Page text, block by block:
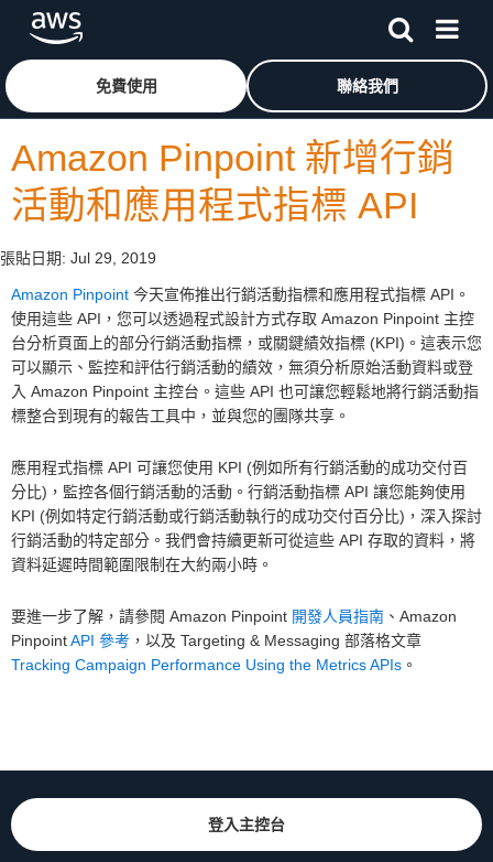
跳至主要內容按一下這裡可返回 Amazon Web Services 首頁
免費使用 聯絡我們
Amazon Pinpoint 新增行銷
活動和應用程式指標 API
張貼日期: Jul 29, 2019
Amazon Pinpoint 今天宣佈推出行銷活動指標和應用程式指標 API。
使用這些 API，您可以透過程式設計方式存取 Amazon Pinpoint 主控
台分析頁面上的部分行銷活動指標，或關鍵績效指標 (KPI)。這表示您
可以顯示、監控和評估行銷活動的績效，無須分析原始活動資料或登
入 Amazon Pinpoint 主控台。這些 API 也可讓您輕鬆地將行銷活動指
標整合到現有的報告工具中，並與您的團隊共享。
應用程式指標 API 可讓您使用 KPI (例如所有行銷活動的成功交付百
分比)，監控各個行銷活動的活動。行銷活動指標 API 讓您能夠使用
KPI (例如特定行銷活動或行銷活動執行的成功交付百分比)，深入探討
行銷活動的特定部分。我們會持續更新可從這些 API 存取的資料，將
資料延遲時間範圍限制在大約兩小時。
要進一步了解，請參閱 Amazon Pinpoint 開發人員指南 、Amazon
PinpointAPI 參考 ，以及 Targeting & Messaging 部落格文章
Tracking Campaign Performance Using the Metrics APIs 。
登入主控台